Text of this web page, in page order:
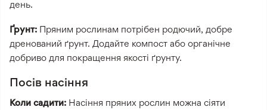
день.
Ґрунт: Пряним рослинам потрібен родючий, добре
дренований ґрунт. Додайте компост або органічне
добриво для покращення якості ґрунту.
Посів насіння
Коли садити: Насіння пряних рослин можна сіяти